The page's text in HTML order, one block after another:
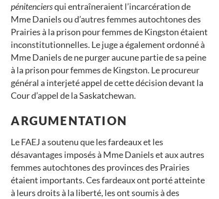
pénitenciersqui entraîneraient l’incarcération de
Mme Daniels ou d’autres femmes autochtones des
Prairies à la prison pour femmes de Kingston étaient
inconstitutionnelles. Le juge a également ordonné à
Mme Daniels de ne purger aucune partie de sa peine
à la prison pour femmes de Kingston. Le procureur
général a interjeté appel de cette décision devant la
Cour d’appel de la Saskatchewan.
ARGUMENTATION
Le FAEJ a soutenu que les fardeaux et les
désavantages imposés à Mme Daniels et aux autres
femmes autochtones des provinces des Prairies
étaient importants. Ces fardeaux ont porté atteinte
à leurs droits à la liberté, les ont soumis à des